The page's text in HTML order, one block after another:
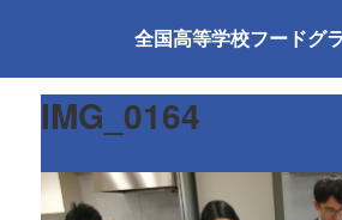
全国高等学校フードグ
IMG_0164